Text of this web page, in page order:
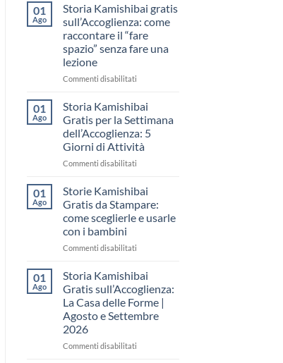
01
Ago
Storia Kamishibai gratis
sull’Accoglienza: come
raccontare il “fare
spazio” senza fare una
lezione
Commenti disabilitatisu
Kamishibai
gratis
sull’Accoglienza:
come
raccontare
il
senza
fare
una
01
Ago
Storia Kamishibai
Gratis per la Settimana
dell’Accoglienza: 5
Giorni di Attività
Commenti disabilitatisu
Kamishibai
Gratis
per
la
dell’Accoglienza:
di
Attività
01
Ago
Storie Kamishibai
Gratis da Stampare:
come sceglierle e usarle
con i bambini
Commenti disabilitatisu
Kamishibai
Gratis
da
Stampare:
come
e
01
Ago
Storia Kamishibai
Gratis sull’Accoglienza:
La Casa delle Forme |
Agosto e Settembre
2026
Commenti disabilitatisu